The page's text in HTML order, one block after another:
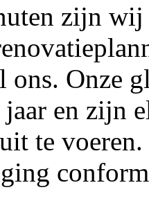
zijn wij
ons. Onze
jaar en zijn
te